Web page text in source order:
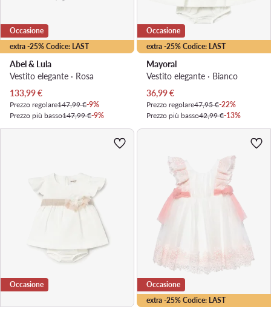
extra -25% Codice: LAST
Occasione
Abel & Lula
Vestito elegante · Rosa
Prezzo attuale
133,99€
Prezzo regolare147,99 €-9%
Prezzo più basso147,99 €-9%
extra -25% Codice: LAST
Occasione
Mayoral
Vestito elegante · Bianco
Prezzo attuale
36,99€
Prezzo regolare47,95 €-22%
Prezzo più basso42,99 €-13%
Occasione
extra -25% Codice: LAST
Occasione